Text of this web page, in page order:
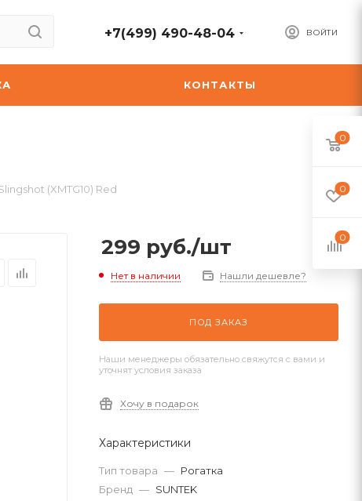
ВОЙТИ
+7(499) 490-48-04
КОНТАКТЫ
(XMTG10) Red
299 руб./шт
Нет в наличии Нашли дешевле?
ПОД ЗАКАЗ
Наши менеджеры обязательно свяжутся с вами и
уточнят условия заказа
Хочу в подарок
Характеристики
Тип товара — Рогатка
Бренд — SUNTEK
0
0
0